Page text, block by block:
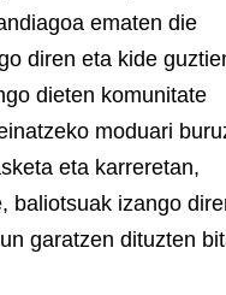
ematen die
diren eta kide
dieten komunitate
moduari
eta karreretan,
baliotsuak izango
garatzen dituzten